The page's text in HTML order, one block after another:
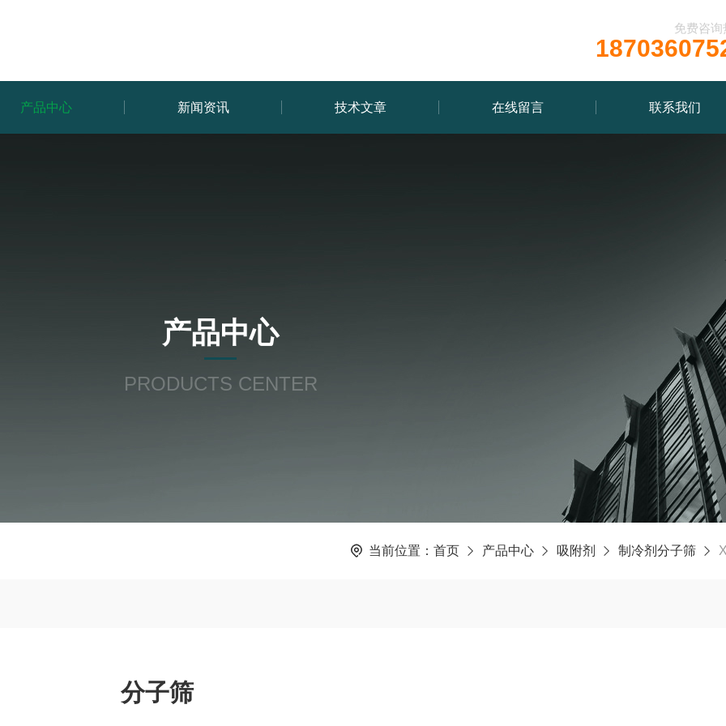
免费咨询
产品中心 新闻资讯 技术文章 在线留言 联系我们
产品中心
PRODUCTS CENTER
当前位置： 首页 产品中心 吸附剂 制冷剂分子筛
分子筛